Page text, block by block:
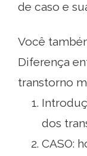
de caso e
Você
Diferença
transtorno
dos
CASO: